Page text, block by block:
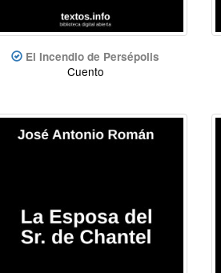
El Incendio de Persépolis
Cuento